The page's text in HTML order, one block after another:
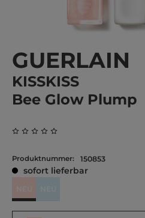
GUERLAIN
KISSKISS
Bee Glow Plump
Produktnummer: 150853
sofort lieferbar